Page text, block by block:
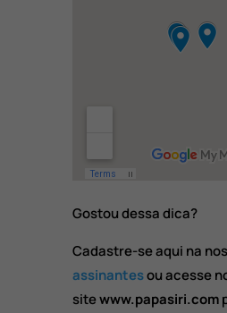
Gostou dessa dica?
Cadastre-se aqui na
assinantesou acesse
sitewww.papasiri.com